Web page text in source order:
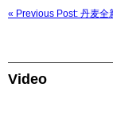
« Previous Post: 丹麦全
Video